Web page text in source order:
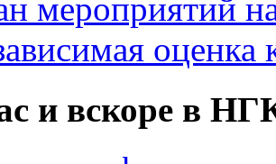
мероприятий
оценка
и вскоре в